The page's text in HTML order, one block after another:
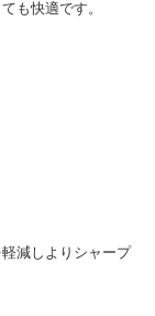
も快適です。
減しよりシャープ